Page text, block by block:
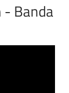
- Banda